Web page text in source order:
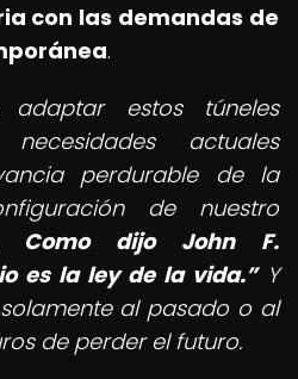
con las demandas de
.
estos túneles
actuales
perdurable de la
de nuestro
Como dijo John F.
es la ley de la vida. Y
al pasado o al
de perder el futuro.